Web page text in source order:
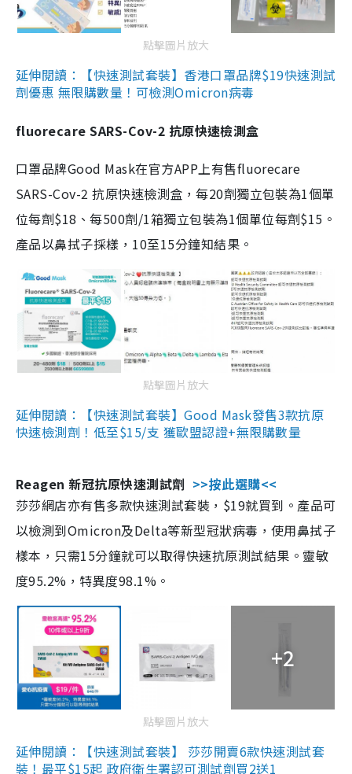
點擊圖片放大
延伸閱讀：【快速測試套裝】香港口罩品牌$19快速測試
劑優惠 無限購數量！可檢測Omicron病毒
fluorecare SARS-Cov-2 抗原快速檢測盒
口罩品牌Good Mask在官方APP上有售fluorecare
SARS-Cov-2 抗原快速檢測盒，每20劑獨立包裝為1個單
位每劑$18、每500劑/1箱獨立包裝為1個單位每劑$15。
產品以鼻拭子採樣，10至15分鐘知結果。
點擊圖片放大
延伸閱讀：【快速測試套裝】Good Mask發售3款抗原
快速檢測劑！低至$15/支 獲歐盟認證+無限購數量
Reagen 新冠抗原快速測試劑 >>按此選購<<
莎莎網店亦有售多款快速測試套裝，$19就買到。產品可
以檢測到Omicron及Delta等新型冠狀病毒，使用鼻拭子
樣本，只需15分鐘就可以取得快速抗原測試結果。靈敏
度95.2%，特異度98.1%。
+2
點擊圖片放大
延伸閱讀：【快速測試套裝】 莎莎開賣6款快速測試套
裝！最平$15起 政府衛生署認可測試劑買2送1